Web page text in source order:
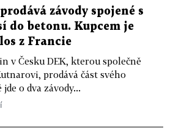
závody spojené s
do betonu. Kupcem je
z Francie
v Česku DEK, kterou společně
prodává část svého
o dva závody...